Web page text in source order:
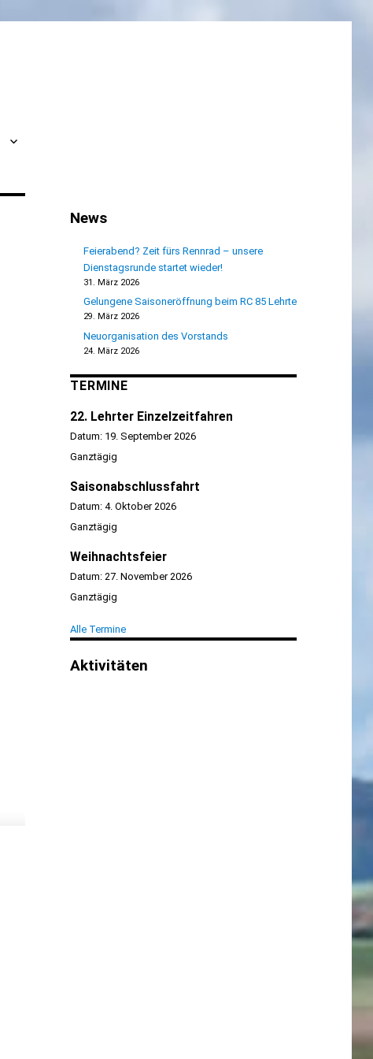
News
Feierabend? Zeit fürs Rennrad – unsere
Dienstagsrunde startet wieder!
31. März 2026
Gelungene Saisoneröffnung beim RC 85 Lehrte
29. März 2026
Neuorganisation des Vorstands
24. März 2026
TERMINE
22. Lehrter Einzelzeitfahren
Datum: 19. September 2026
Ganztägig
Saisonabschlussfahrt
Datum:4. Oktober 2026
Ganztägig
Weihnachtsfeier
Datum: 27. November 2026
Ganztägig
Alle Termine
Aktivitäten